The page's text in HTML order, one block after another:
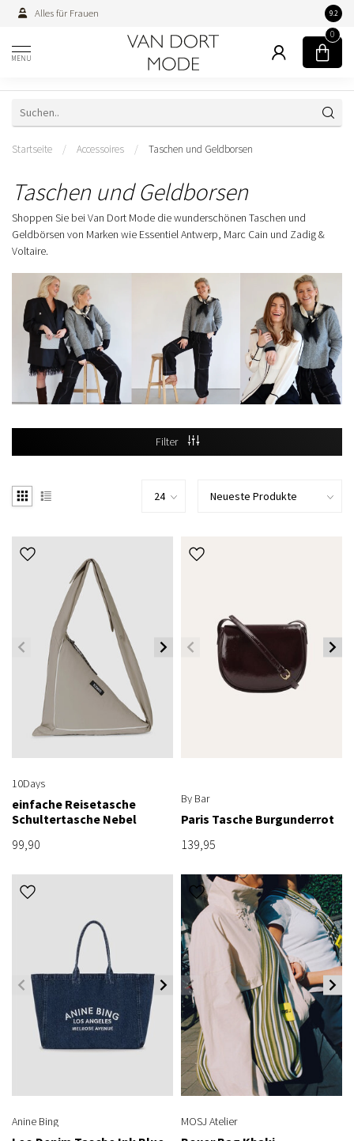
Alles für Frauen 9.2
MENU
0
Startseite / Accessoires / Taschen und Geldborsen
Taschen und Geldborsen
Shoppen Sie bei Van Dort Mode die wunderschönen Taschen und
Geldbörsen von Marken wie Essentiel Antwerp, Marc Cain und Zadig &
Voltaire.
Filter
10Days
einfache Reisetasche
Schultertasche Nebel
99,90
By Bar
Paris Tasche Burgunderrot
139,95
Anine Bing MOSJ Atelier